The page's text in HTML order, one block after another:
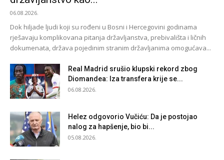
06.08.2026.
Dok hiljade ljudi koji su rođeni u Bosni i Hercegovini godinama
rješavaju komplikovana pitanja državljanstva, prebivališta i ličnih
dokumenata, država pojedinim stranim državljanima omogućava...
Real Madrid srušio klupski rekord zbog
Diomandea: Iza transfera krije se...
06.08.2026.
Helez odgovorio Vučiću: Da je postojao
nalog za hapšenje, bio bi...
05.08.2026.